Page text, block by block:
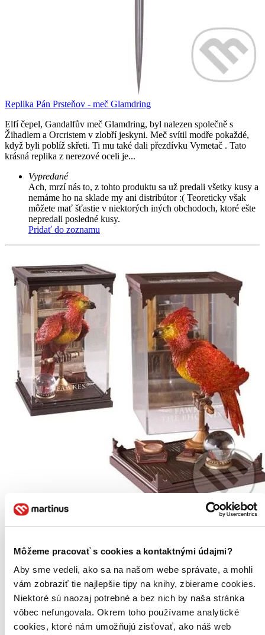
Môžeme pracovať s cookies a kontaktnými údajmi?
Aby sme vedeli, ako sa na našom webe správate, a mohli
vám zobraziť tie najlepšie tipy na knihy, zbierame cookies.
Niektoré sú naozaj potrebné a bez nich by naša stránka
vôbec nefungovala. Okrem toho používame analytické
cookies, ktoré nám umožňujú zisťovať, ako náš web
Replika Pán Prsteňov - meč Glamdring
Elfí čepel, Gandalfův meč Glamdring, byl nalezen společně s
Žihadlem a Orcristem v zlobří jeskyni. Meč svítil modře pokaždé,
když byli poblíž skřeti. Ti mu také dali přezdívku Vymetač . Tato
krásná replika z nerezové oceli je...
Vypredané
Ach, mrzí nás to, z tohto produktu sa už predali všetky kusy a
nemáme ho na sklade my ani distribútor :( Teoreticky však
môžete mať šťastie v niektorých iných obchodoch, ktoré ešte
nepredali posledné kusy.
Pridať do zoznamu
Harry Potter Magical Creatures: soška Fawkese
Fawkese ze světa kouzelnického učně Harryho Pottera, ve vitríně.
Soška má rozměry cca 10,5 cm na šířku a 18,5 cm na výšku. Obsah
vitríny lze vyjmout. Fawkes je vysoce inteligentní fénix Albus
Vypredané
Ach, mrzí nás to, z tohto produktu sa už predali všetky kusy a
nemáme ho na sklade my ani distribútor :( Teoreticky však
môžete mať šťastie v niektorých iných obchodoch, ktoré ešte